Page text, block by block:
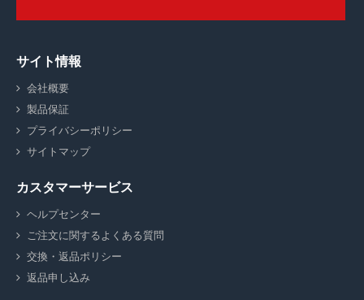
サイト情報
会社概要
製品保証
プライバシーポリシー
サイトマップ
カスタマーサービス
ヘルプセンター
ご注文に関するよくある質問
交換・返品ポリシー
返品申し込み